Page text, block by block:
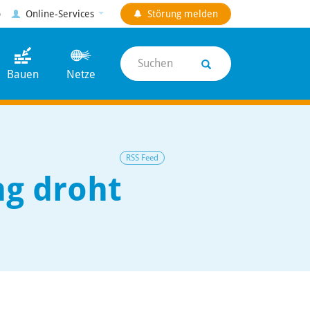
Online-Services Störung melden
Bauen Netze
Suchen
RSS Feed
droht